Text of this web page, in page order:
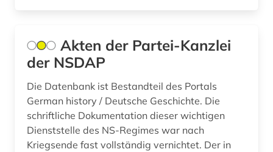
etymologie (1)
europa (18)
europarecht (1)
europäer (1)
Akten der Partei-Kanzlei
der NSDAP
Die Datenbank ist Bestandteil des Portals
German history / Deutsche Geschichte. Die
schriftliche Dokumentation dieser wichtigen
Dienststelle des NS-Regimes war nach
Kriegsende fast vollständig vernichtet. Der in